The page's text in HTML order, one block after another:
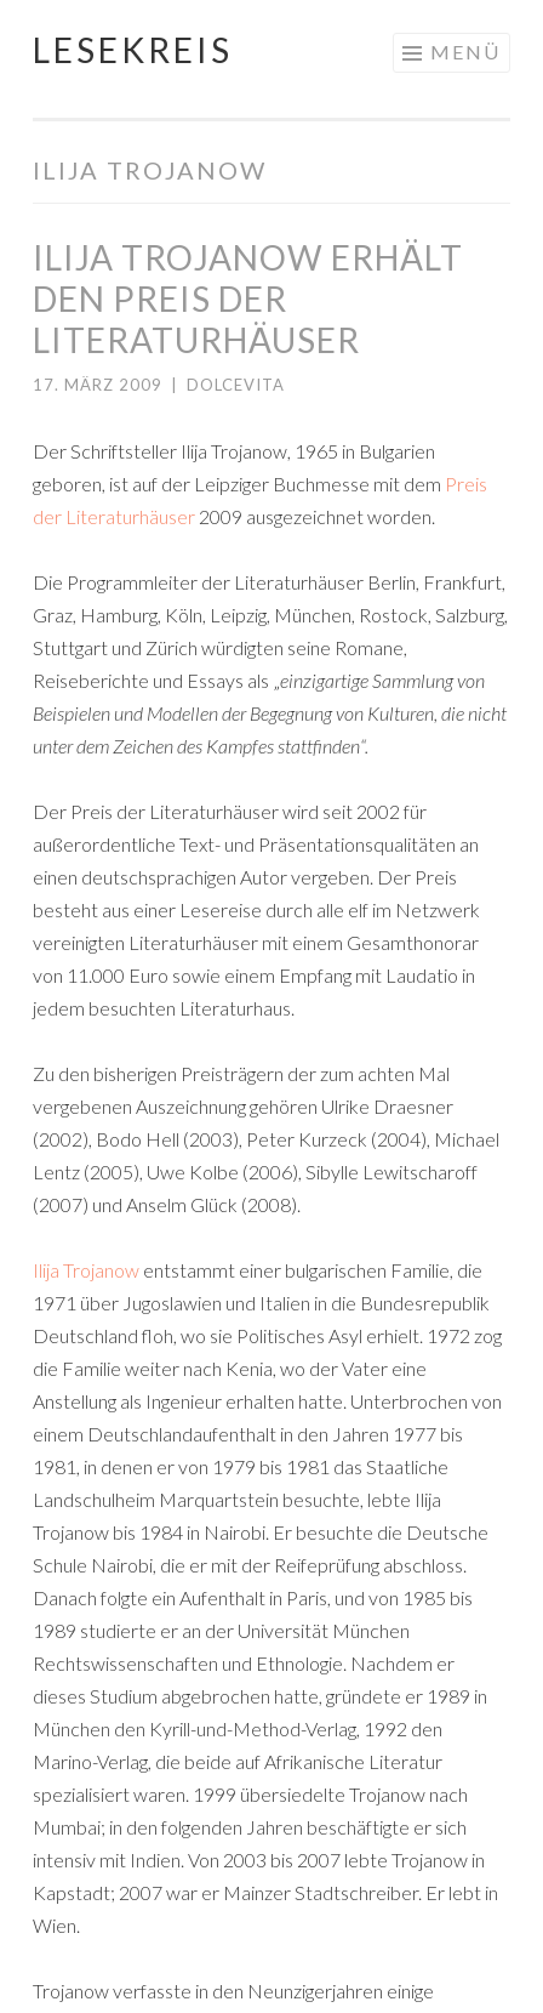
Springe
LESEKREIS MENÜ
ILIJA TROJANOW
ILIJA TROJANOW ERHÄLT
DEN PREIS DER
LITERATURHÄUSER
17. MÄRZ 2009 DOLCEVITA
Der Schriftsteller Ilija Trojanow, 1965 in Bulgarien
geboren, ist auf der Leipziger Buchmesse mit dem Preis
der Literaturhäuser 2009 ausgezeichnet worden.
Die Programmleiter der Literaturhäuser Berlin, Frankfurt,
Graz, Hamburg, Köln, Leipzig, München, Rostock, Salzburg,
Stuttgart und Zürich würdigten seine Romane,
Reiseberichte und Essays als „einzigartige Sammlung von
Beispielen und Modellen der Begegnung von Kulturen, die nicht
unter dem Zeichen des Kampfes stattfinden“.
Der Preis der Literaturhäuser wird seit 2002 für
außerordentliche Text- und Präsentationsqualitäten an
einen deutschsprachigen Autor vergeben. Der Preis
besteht aus einer Lesereise durch alle elf im Netzwerk
vereinigten Literaturhäuser mit einem Gesamthonorar
von 11.000 Euro sowie einem Empfang mit Laudatio in
jedem besuchten Literaturhaus.
Zu den bisherigen Preisträgern der zum achten Mal
vergebenen Auszeichnung gehören Ulrike Draesner
(2002), Bodo Hell (2003), Peter Kurzeck (2004), Michael
Lentz (2005), Uwe Kolbe (2006), Sibylle Lewitscharoff
(2007) und Anselm Glück (2008).
Ilija Trojanow entstammt einer bulgarischen Familie, die
1971 über Jugoslawien und Italien in die Bundesrepublik
Deutschland floh, wo sie Politisches Asyl erhielt. 1972 zog
die Familie weiter nach Kenia, wo der Vater eine
Anstellung als Ingenieur erhalten hatte. Unterbrochen von
einem Deutschlandaufenthalt in den Jahren 1977 bis
1981, in denen er von 1979 bis 1981 das Staatliche
Landschulheim Marquartstein besuchte, lebte Ilija
Trojanow bis 1984 in Nairobi. Er besuchte die Deutsche
Schule Nairobi, die er mit der Reifeprüfung abschloss.
Danach folgte ein Aufenthalt in Paris, und von 1985 bis
1989 studierte er an der Universität München
Rechtswissenschaften und Ethnologie. Nachdem er
dieses Studium abgebrochen hatte, gründete er 1989 in
München den Kyrill-und-Method-Verlag, 1992 den
Marino-Verlag, die beide auf Afrikanische Literatur
spezialisiert waren. 1999 übersiedelte Trojanow nach
Mumbai; in den folgenden Jahren beschäftigte er sich
intensiv mit Indien. Von 2003 bis 2007 lebte Trojanow in
Kapstadt; 2007 war er Mainzer Stadtschreiber. Er lebt in
Wien.
Trojanow verfasste in den Neunzigerjahren einige